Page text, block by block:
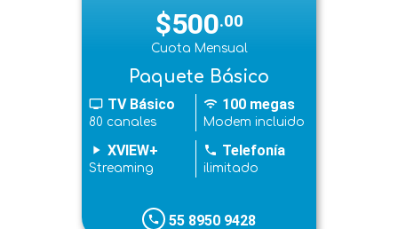
$500.00
Cuota Mensual
Paquete Básico
tv TV Básico
80 canales
wifi 100 megas
Modem incluido
play_arrow XVIEW+
Streaming
phone Telefonía
ilimitado
phone 55 8950 9428